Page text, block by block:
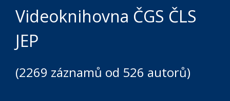
Videoknihovna ČGS ČLS
JEP
(2269 záznamů od 526 autorů)